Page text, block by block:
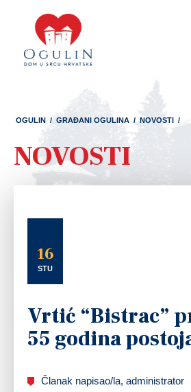
OGULIN / GRAĐANI OGULINA / NOVOSTI /
NOVOSTI
16
STU
Vrtić “Bistrac”
55 godina
Članak napisao/la, administrator